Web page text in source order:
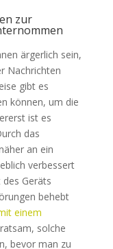
zur
ärgerlich sein,
Nachrichten
gibt es
können, um die
ist es
das
an ein
verbessert
Geräts
behebt
einem
solche
bevor man zu